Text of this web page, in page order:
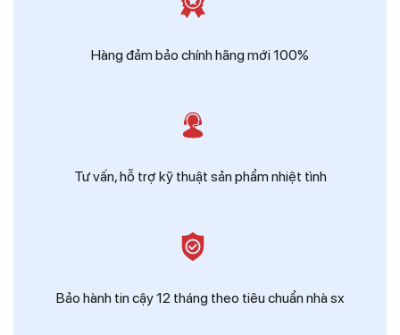
Hàng đảm bảo chính hãng mới 100%
Tư vấn, hỗ trợ kỹ thuật sản phẩm nhiệt tình
Bảo hành tin cậy 12 tháng theo tiêu chuẩn nhà sx